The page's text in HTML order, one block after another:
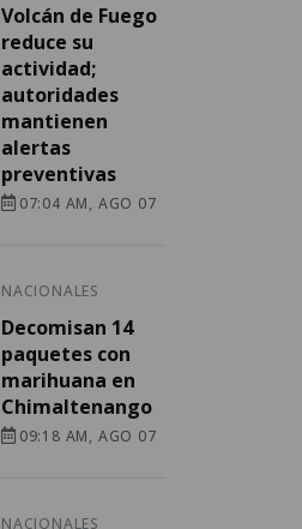
Volcán de Fuego
reduce su
actividad;
autoridades
mantienen
alertas
preventivas
07:04 AM, AGO 07
NACIONALES
Decomisan 14
paquetes con
marihuana en
Chimaltenango
09:18 AM, AGO 07
NACIONALES